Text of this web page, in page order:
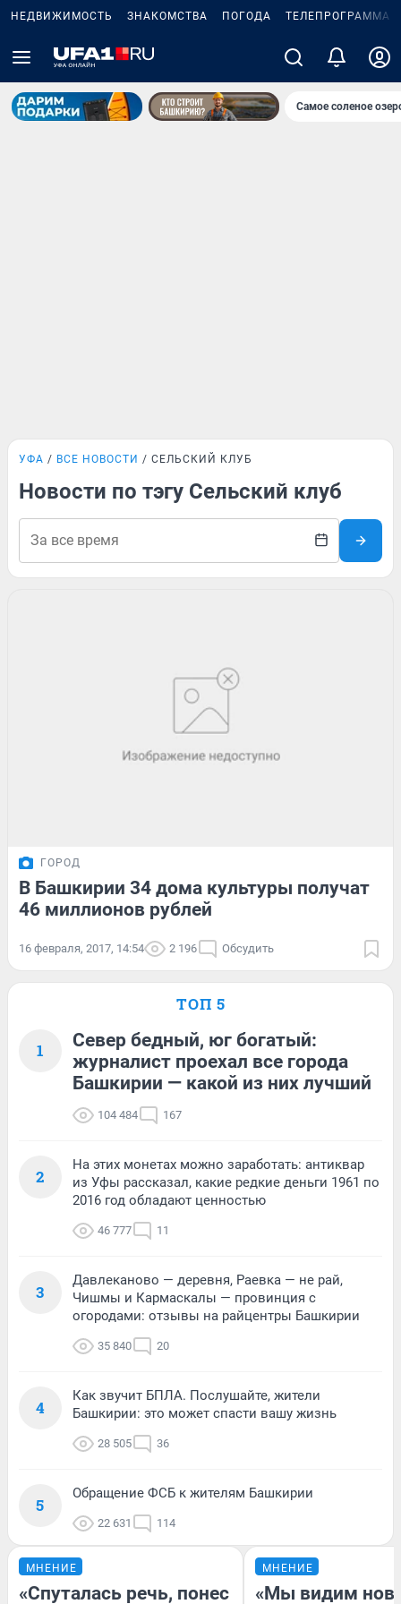
НЕДВИЖИМОСТЬ ЗНАКОМСТВА ПОГОДА ТЕЛЕПРОГРАММА
Самое соленое
УФА ВСЕ НОВОСТИ СЕЛЬСКИЙ КЛУБ
Новости по тэгу Сельский клуб
ГОРОД
В Башкирии 34 дома культуры получат
46 миллионов рублей
16 февраля, 2017, 14:54 2 196 Обсудить
ТОП 5
1
Север бедный, юг богатый:
журналист проехал все города
Башкирии — какой из них лучший
104 484 167
2
На этих монетах можно заработать: антиквар
из Уфы рассказал, какие редкие деньги 1961 по
2016 год обладают ценностью
46 777 11
3
Давлеканово — деревня, Раевка — не рай,
Чишмы и Кармаскалы — провинция с
огородами: отзывы на райцентры Башкирии
35 840 20
4
Как звучит БПЛА. Послушайте, жители
Башкирии: это может спасти вашу жизнь
28 505 36
5
Обращение ФСБ к жителям Башкирии
22 631 114
МНЕНИЕ
«Спуталась речь, понес
МНЕНИЕ
«Мы видим